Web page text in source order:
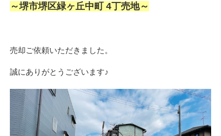
～堺市堺区緑ヶ丘中町 4丁売地～
売却ご依頼いただきました。
誠にありがとうございます♪